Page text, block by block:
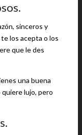
sinceros y
los acepta o los
que le des
una buena
quiere lujo, pero